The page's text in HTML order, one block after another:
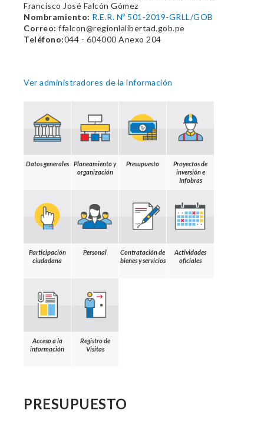
Francisco José Falcón Gómez
Nombramiento: R.E.R. Nº 501-2019-GRLL/GOB
Correo: ffalcon@regionlalibertad.gob.pe
Teléfono:044 - 604000 Anexo 204
Ver administradores de la información
Datos generales
Planeamiento y
organización
Presupuesto
Proyectos de
inversión e
Infobras
Participación
ciudadana
Personal
Contratación de
bienes y servicios
Actividades
oficiales
Acceso a la
información
Registro de
Visitas
PRESUPUESTO